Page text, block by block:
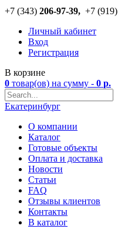
+7 (343) 206-97-39, +7 (919)
Личный кабинет
Вход
Регистрация
В корзине
0 товар(ов) на сумму - 0 р.
Екатеринбург
О компании
Каталог
Готовые объекты
Оплата и доставка
Новости
Статьи
FAQ
Отзывы клиентов
Контакты
В каталог